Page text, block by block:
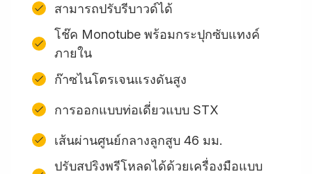
สามารถปรับรีบาวด์ได้
โช๊ค Monotube พร้อมกระปุกซับแทงค์
ภายใน
ก๊าซไนโตรเจนแรงดันสูง
การออกแบบท่อเดี่ยวแบบ STX
เส้นผ่านศูนย์กลางลูกสูบ 46 มม.
ปรับสปริงพรีโหลดได้ด้วยเครื่องมือแบบ